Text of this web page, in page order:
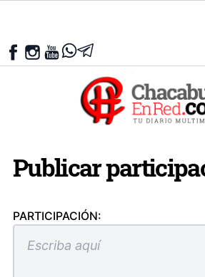
Publicar
PARTICIPACIÓN: